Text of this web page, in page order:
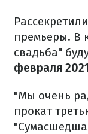
премьеры. В
свадьба"
февраля
"Мы очень
прокат